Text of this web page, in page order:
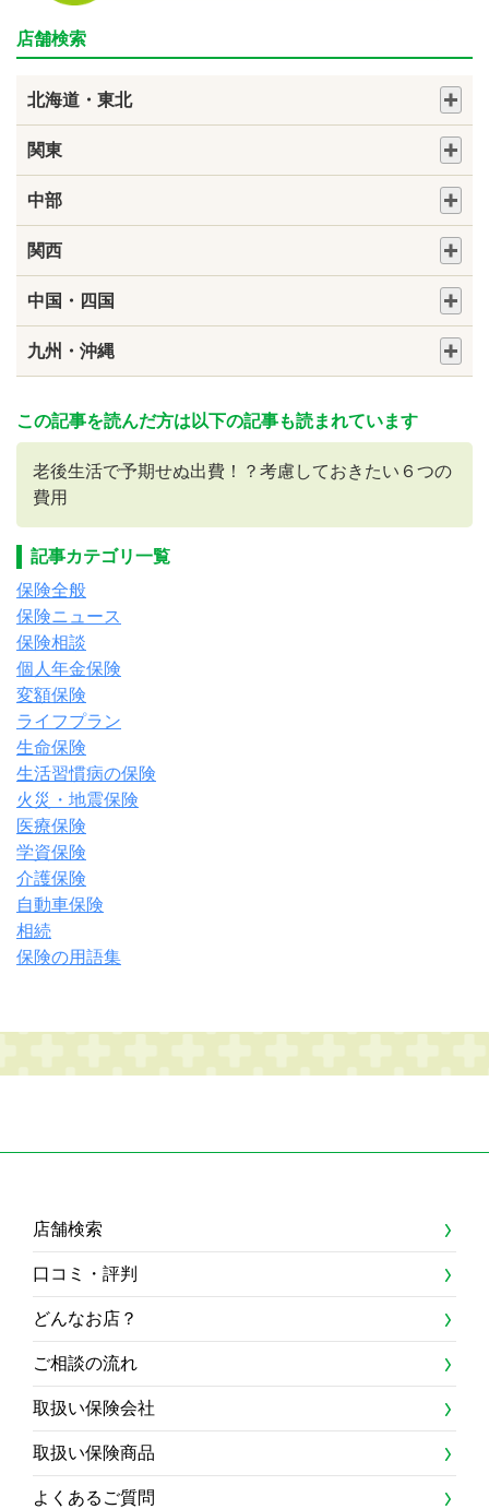
店舗検索
北海道・東北
関東
中部
関西
中国・四国
九州・沖縄
この記事を読んだ方は以下の記事も読まれています
老後生活で予期せぬ出費！？考慮しておきたい６つの
費用
記事カテゴリ一覧
保険全般
保険ニュース
保険相談
個人年金保険
変額保険
ライフプラン
生命保険
生活習慣病の保険
火災・地震保険
医療保険
学資保険
介護保険
自動車保険
相続
保険の用語集
店舗検索
口コミ・評判
どんなお店？
ご相談の流れ
取扱い保険会社
取扱い保険商品
よくあるご質問